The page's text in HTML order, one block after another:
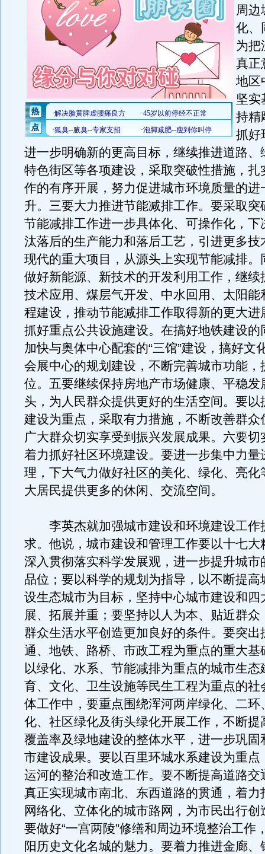
周边
化、
为把
真正
地区
坚实
持精
抓好
进一步明确新的更高目标，继续推进道路、
特色街区等各项建设，采取突破性措施，扎
作的有序开展，努力促进城市环境质量的进
升。三要大力推进节能减排工作。要采取突
节能减排工作进一步具体化、可操作化，下
汰落后的生产能力和落后工艺，引进更多技
现代的重大项目，从源头上实现节能减排。
做好新能源、新技术的开发利用工作，继续
技术应用、煤层气开发、中水回用、太阳能
程建设，推动节能减排工作取得新的更大进
抓好重点公共设施建设。在搞好地铁建设的
加快与奥体中心配套的“三馆”建设，搞好文
会展中心的规划建设，不断完善城市功能，
位。五要继续保持房地产市场健康、平稳发
头，为人民群众提供更好的生活空间。要以
建设为重点，采取有力措施，不断改善群众
广大群众切实享受到振兴发展成果。六要切
着力抓好社区环境建设。要进一步集中力量
理，下大气力做好社区的美化、绿化、亮化
大居民提供更多的休闲、交流空间。
李英杰就加强城市建设和环境建设工作
求。他说，城市建设和管理工作要以十七大
深入贯彻落实科学发展观，进一步提升城市
品位；要以科学的规划为指导，以不断提高
设生态城市为目标，坚持中心城市建设和四
展、拓展并重；要坚持以人为本、贴近群众
群众生活水平创造更加良好的条件。要突出
通、地铁、路桥、市政工程为重点的重大基
以绿化、水系、节能减排为重点的城市生态
育、文化、卫生设施等民生工程为重点的社
体工作中，要重点围绕浑河两岸绿化、二环
化、社区绿化及街头绿化开展工作，不断提
覆盖率及绿地建设的整体水平，进一步巩固
市建设成果。要以百里环城水系建设为重点
运河的整治和改造工作。要不断提高道路交
真正实现城市南北、东西道路的贯通，着力
网络化、立体化的城市路网，为市民出行创
要做好“一宫两陵”修缮和周边环境整治工作
阳历史文化名城的魅力。要着力推进金廊、